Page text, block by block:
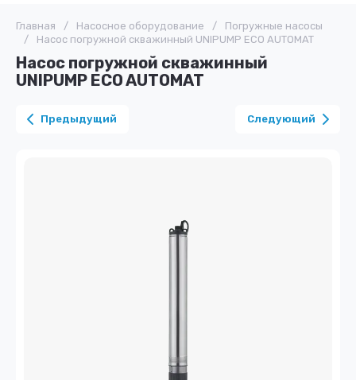
Главная / Насосное оборудование /
Погружные насосы
/
Насос погружной скважинный UNIPUMP ECO AUTOMAT
Насос погружной скважинный
UNIPUMP ECO AUTOMAT
Предыдущий Следующий